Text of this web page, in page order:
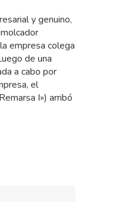
y genuino,
empresa colega
de una
a cabo por
el
I») arribó